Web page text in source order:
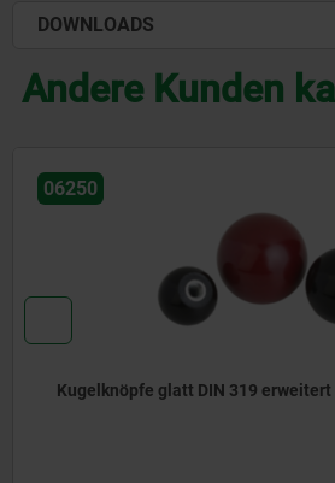
DOWNLOADS
Andere Kunden
06241
Pilzknöpfe antistatisch mit